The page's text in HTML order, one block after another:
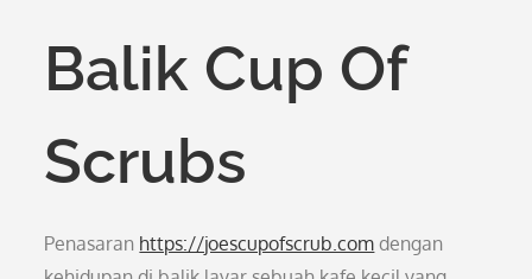
Balik Cup Of
Scrubs
Penasaran https://joescupofscrub.com dengan